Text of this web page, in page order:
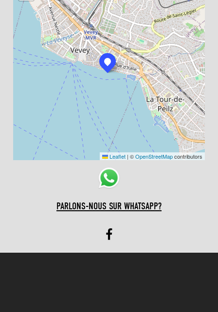
Leaflet | ©OpenStreetMapcontributors
PARLONS-NOUS SUR WHATSAPP?